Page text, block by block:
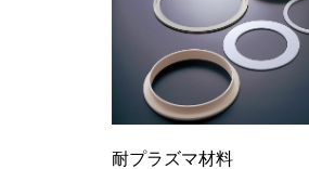
耐プラズマ材料